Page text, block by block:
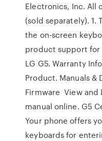
Electronics, Inc. All
(sold separately). 1.
the on-screen
product support for
LG G5. Warranty
Product. Manuals &
Firmware View and
manual online. G5
Your phone offers
keyboards for